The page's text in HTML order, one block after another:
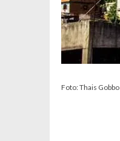
Foto: Thais Gobbo